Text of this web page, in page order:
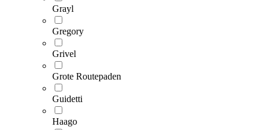
Grayl
Gregory
Grivel
Grote Routepaden
Guidetti
Haago